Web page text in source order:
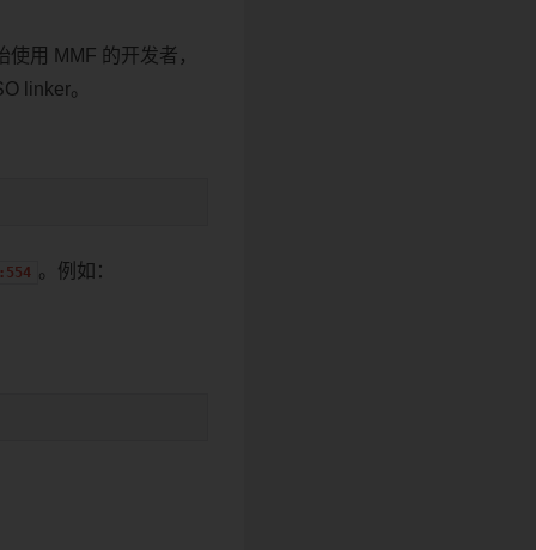
用 MMF 的开发者，
linker。
。例如：